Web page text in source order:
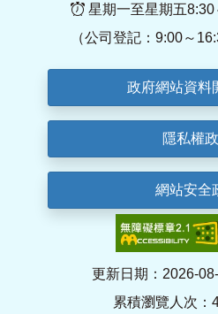
星期一至星期五
（公司登記：9:00～
政府網站資料
隱私權
網站安全
更新日期：2026-
累積瀏覽人次：